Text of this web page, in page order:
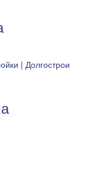
| Долгострои